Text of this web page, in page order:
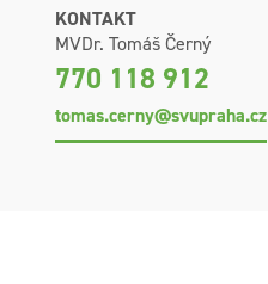
KONTAKT
MVDr. Tomáš Černý
770 118 912
tomas.cerny@svupraha.cz